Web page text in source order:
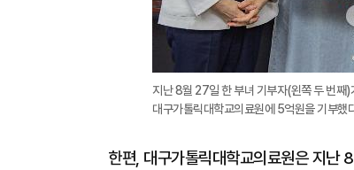
지난 8월 27일 한 부녀 기부자(왼쪽 두 번째
대구가톨릭대학교의료원에 5억원을 기부했
한편, 대구가톨릭대학교의료원은 지난